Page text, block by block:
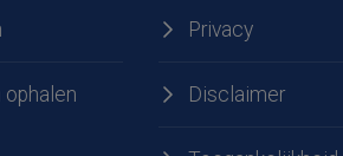
ophalen
Privacy
Disclaimer